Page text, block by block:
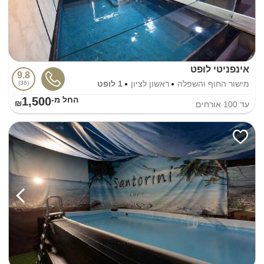
אינפניטי לופט
מישור החוף והשפלה ראשון לציון 1 לופט
9.8
36
עד 100 אורחים החל מ-₪1,500